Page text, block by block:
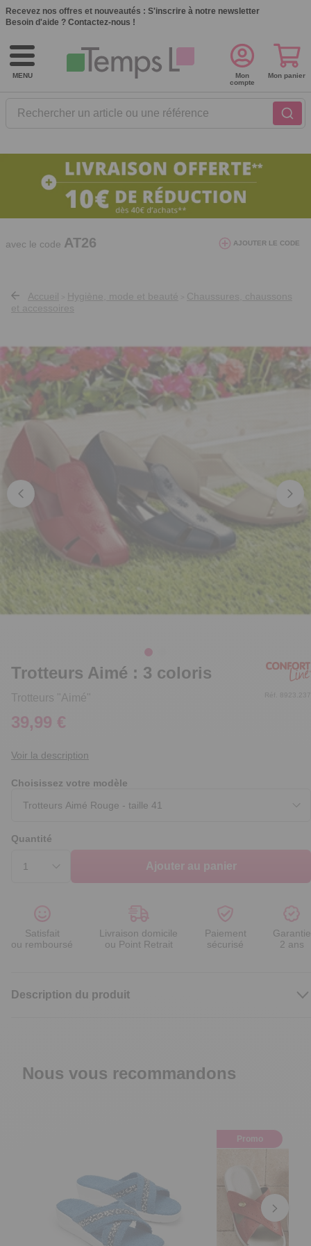
Recevez nos offres et nouveautés : S'inscrire à notre newsletter
Besoin d'aide ? Contactez-nous !
MENU
Rechercher un article ou une référence
Mon
compte
Mon panier
10€ de réduction dès 40€ d'achat. Offre
valable du 03/08/2026 au 12/08/2026.
avec le code AT26 AJOUTER LE CODE
Accueil Hygiène, mode et beauté
Chaussures, chaussons
et accessoires
Trotteurs Aimé : 3 coloris
Trotteurs "Aimé" Réf. 8923.237
39,99 €
Voir la description
Choisissez votre modèle
Quantité
Ajouter au panier
Satisfait
ou remboursé
Livraison domicile
ou Point Retrait
Paiement
sécurisé
Garantie
2 ans
Description du produit
Nous vous recommandons
Promo